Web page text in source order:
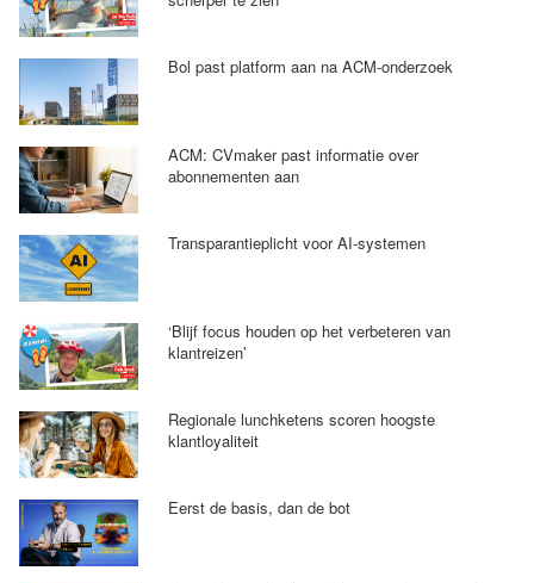
Bol past platform aan na ACM-onderzoek
ACM: CVmaker past informatie over
abonnementen aan
Transparantieplicht voor AI-systemen
‘Blijf focus houden op het verbeteren van
klantreizen’
Regionale lunchketens scoren hoogste
klantloyaliteit
Eerst de basis, dan de bot